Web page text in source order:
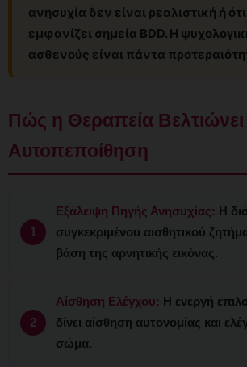
ανησυχία δεν είναι ρεαλιστική ή
εμφανίζει σημεία BDD. Η
ασθενούς είναι πάντα
Πώς η Θεραπεία Βελτιώνει
Αυτοπεποίθηση
Εξάλειψη Πηγής Ανησυχίας: Η
συγκεκριμένου αισθητικού
βάση της αρνητικής εικόνας.
Αίσθηση Ελέγχου: Η ενεργή
δίνει αίσθηση αυτονομίας και
σώμα.